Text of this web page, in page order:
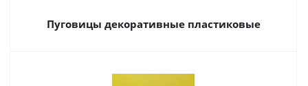
Пуговицы декоративные пластиковые